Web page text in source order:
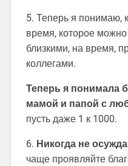
5. Теперь я понимаю,
время, которое
близкими, на время,
коллегами.
Теперь я понимала
мамой и папой с
пусть даже 1 к 1000.
6. Никогда не
чаще проявляйте